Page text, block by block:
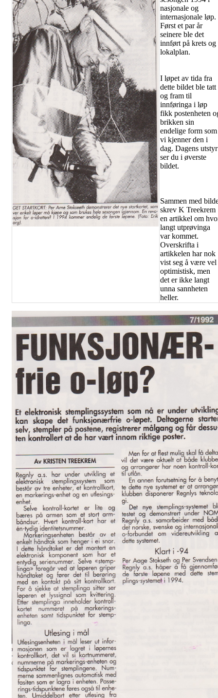
nasjonale og
internasjonale løp.
Først et par år
seinere ble det
innført på krets og
lokalplan.
I løpet av tida fra
dette bildet ble tatt
og fram til
innføringa i løp
fikk postenheten
brikken sin
endelige form som
vi kjenner den i
dag. Dagens utstyr
ser du i øverste
bildet.
Sammen med
skrev K Treekrem
en artikkel om
langt utprøvinga
var kommet.
Overskrifta i
artikkelen har nok
vist seg å være vel
optimistisk, men
det er ikke langt
unna sannheten
heller.